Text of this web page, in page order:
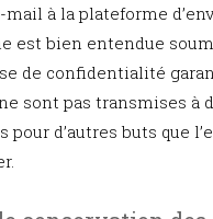
mail à la plateforme
est bien entendue
de confidentialité
sont pas transmises à
pour d’autres buts que